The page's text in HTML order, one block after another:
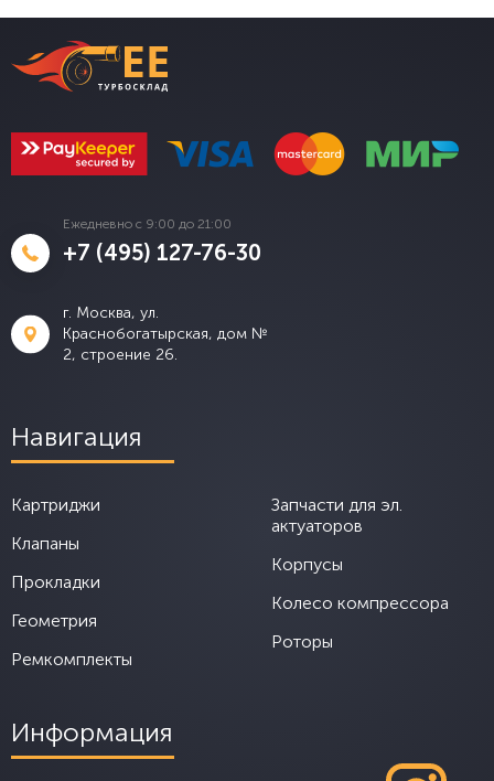
Ежедневно с 9:00 до 21:00
+7 (495) 127-76-30
г. Москва, ул.
Краснобогатырская, дом №
2, строение 26.
Навигация
Картриджи
Клапаны
Прокладки
Геометрия
Ремкомплекты
Запчасти для эл.
актуаторов
Корпусы
Колесо компрессора
Роторы
Информация